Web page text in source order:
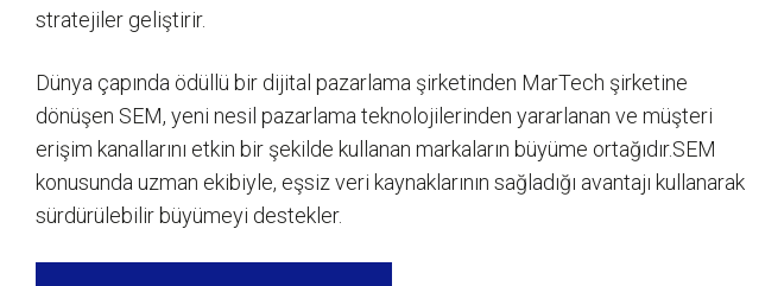
stratejiler geliştirir.
Dünya çapında ödüllü bir dijital pazarlama şirketinden MarTech şirketine
dönüşen SEM, yeni nesil pazarlama teknolojilerinden yararlanan ve müşteri
erişim kanallarını etkin bir şekilde kullanan markaların büyüme ortağıdır.SEM
konusunda uzman ekibiyle, eşsiz veri kaynaklarının sağladığı avantajı kullanarak
sürdürülebilir büyümeyi destekler.